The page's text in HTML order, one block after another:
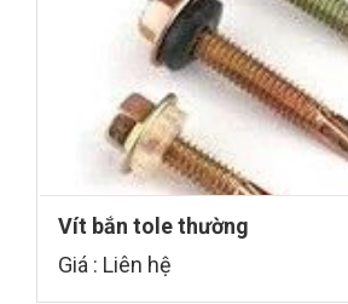
Vít bắn tole thường
Giá : Liên hệ